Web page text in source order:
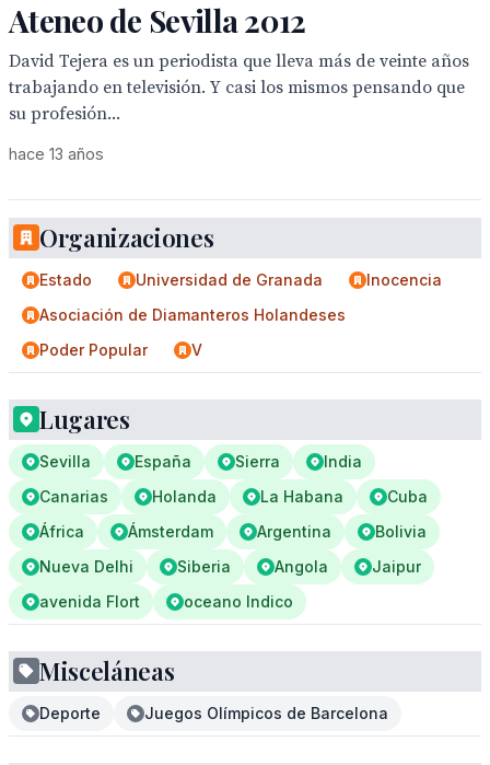
Ateneo de Sevilla 2012
David Tejera es un periodista que lleva más de veinte años
trabajando en televisión. Y casi los mismos pensando que
su profesión...
hace 13 años
Organizaciones
Estado Universidad de Granada
Inocencia
Asociación de Diamanteros Holandeses
Poder Popular
V
Lugares
Sevilla España Sierra
India
Canarias
Holanda La Habana
Cuba
África
Ámsterdam Argentina
Bolivia
Nueva Delhi
Siberia Angola
Jaipur
avenida Flort
oceano Indico
Misceláneas
Deporte Juegos Olímpicos de Barcelona